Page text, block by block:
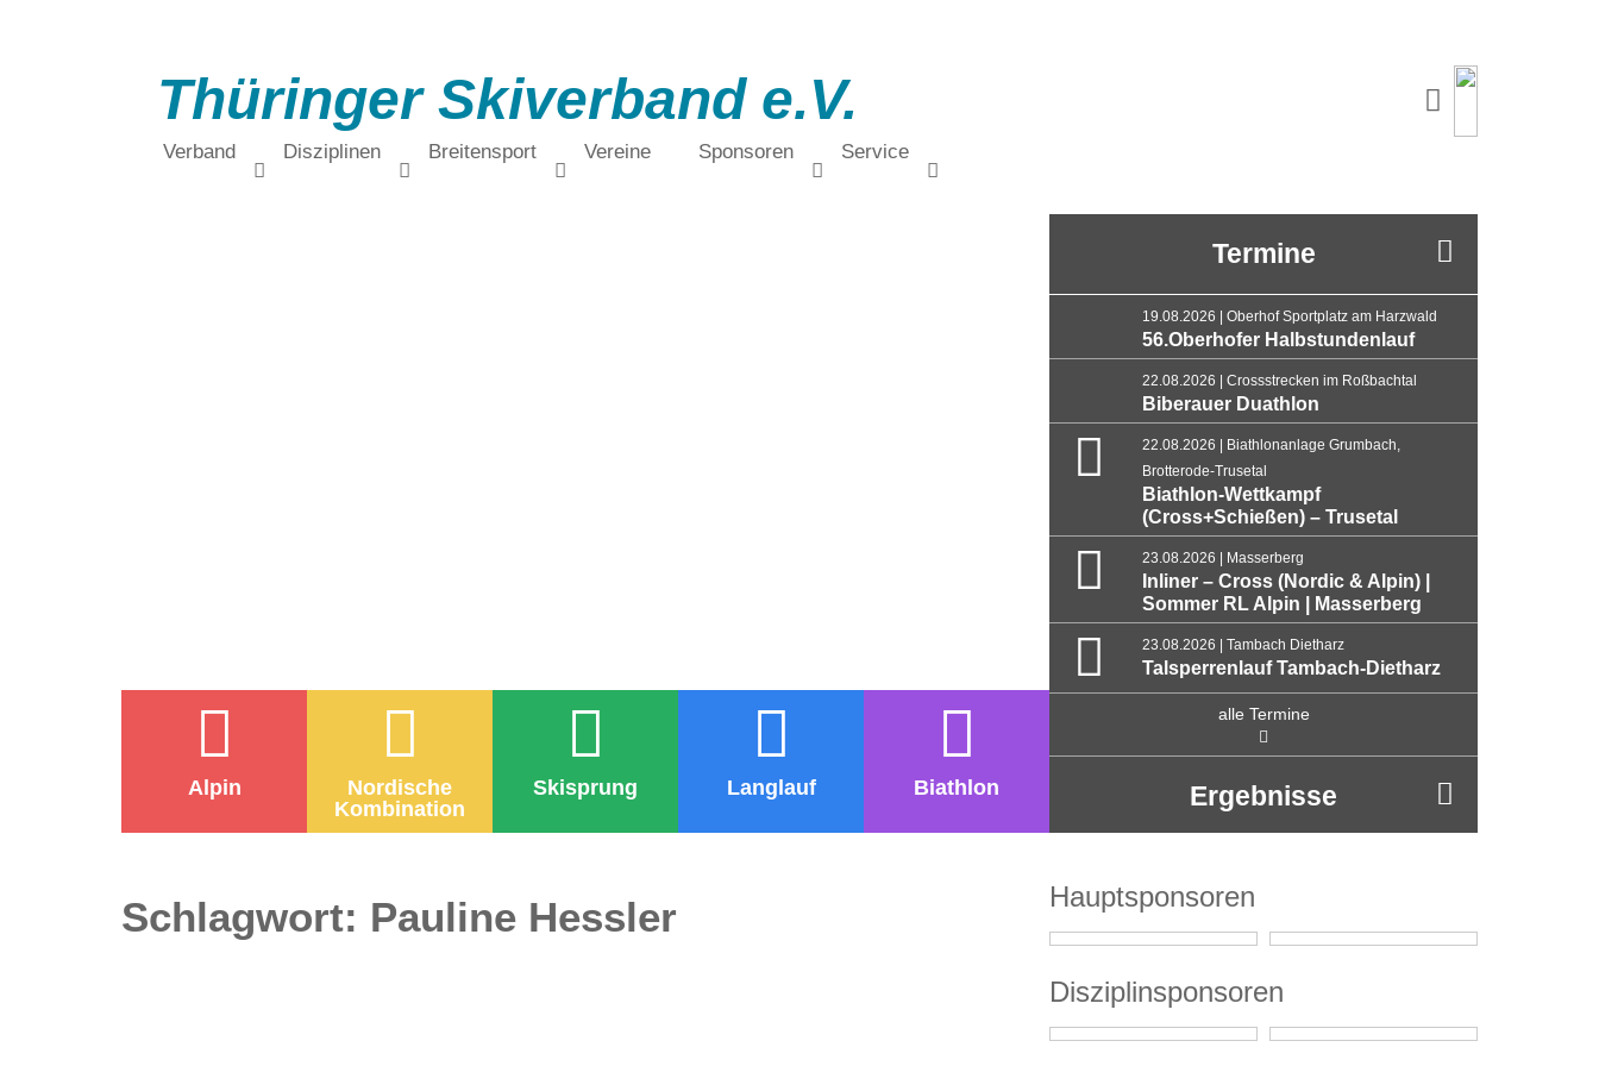
Thüringer Skiverband e.V.
Verband Disziplinen Breitensport Vereine Sponsoren Service
Alpin
Nordische
Kombination
Skisprung Langlauf Biathlon
Termine
19.08.2026 | Oberhof Sportplatz am Harzwald
56.Oberhofer Halbstundenlauf
22.08.2026 | Crossstrecken im Roßbachtal
Biberauer Duathlon
22.08.2026 | Biathlonanlage Grumbach,
Brotterode-Trusetal
Biathlon-Wettkampf
(Cross+Schießen) – Trusetal
23.08.2026 | Masserberg
Inliner – Cross (Nordic & Alpin) |
Sommer RL Alpin | Masserberg
23.08.2026 | Tambach Dietharz
Talsperrenlauf Tambach-Dietharz
alle Termine
Ergebnisse
Schlagwort: Pauline Hessler Hauptsponsoren
Disziplinsponsoren